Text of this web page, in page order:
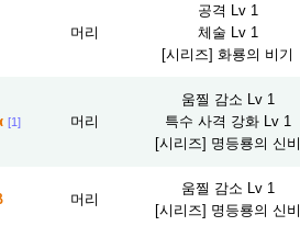
머리
공격 Lv 1
체술 Lv 1
[시리즈] 화룡의 비기
[1] 머리
움찔 감소 Lv 1
특수 사격 강화 Lv 1
[시리즈] 명등룡의 신비
머리
움찔 감소 Lv 1
[시리즈] 명등룡의 신비